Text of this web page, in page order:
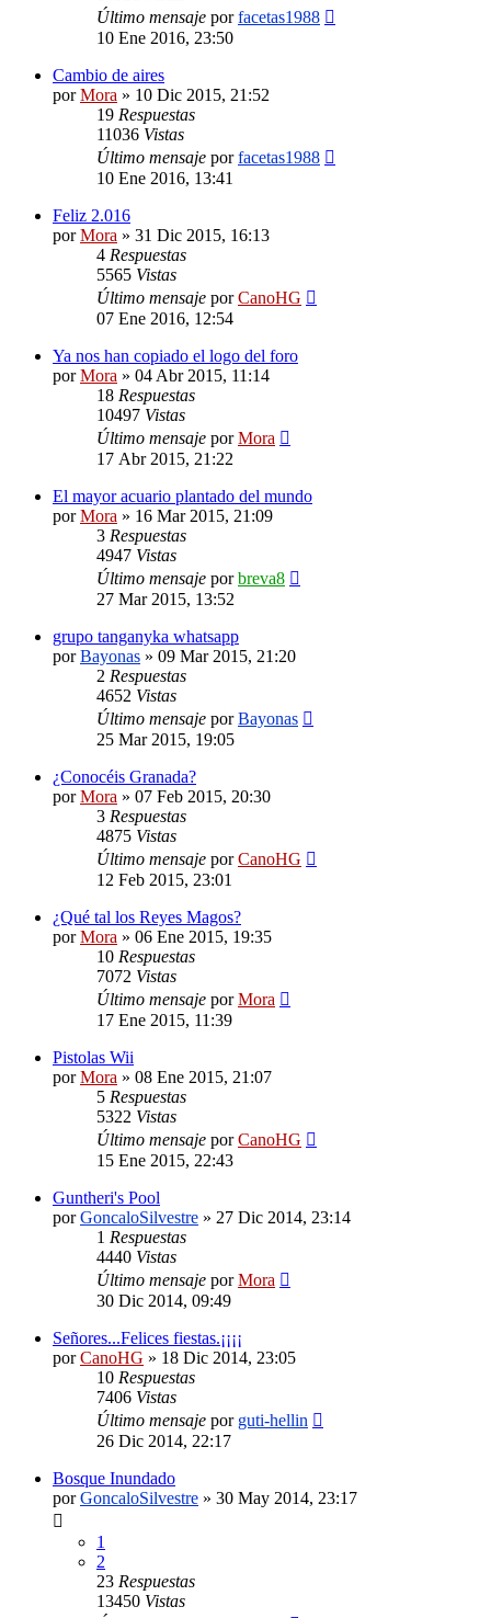
Último mensaje porfacetas1988
10 Ene 2016, 23:50
Cambio de aires
porMora » 10 Dic 2015, 21:52
19 Respuestas
11036 Vistas
Último mensaje porfacetas1988
10 Ene 2016, 13:41
Feliz 2.016
porMora » 31 Dic 2015, 16:13
4 Respuestas
5565 Vistas
Último mensaje porCanoHG
07 Ene 2016, 12:54
Ya nos han copiado el logo del foro
porMora » 04 Abr 2015, 11:14
18 Respuestas
10497 Vistas
Último mensaje porMora
17 Abr 2015, 21:22
El mayor acuario plantado del mundo
porMora » 16 Mar 2015, 21:09
3 Respuestas
4947 Vistas
Último mensaje porbreva8
27 Mar 2015, 13:52
grupo tanganyka whatsapp
porBayonas » 09 Mar 2015, 21:20
2 Respuestas
4652 Vistas
Último mensaje porBayonas
25 Mar 2015, 19:05
¿Conocéis Granada?
porMora » 07 Feb 2015, 20:30
3 Respuestas
4875 Vistas
Último mensaje porCanoHG
12 Feb 2015, 23:01
¿Qué tal los Reyes Magos?
porMora » 06 Ene 2015, 19:35
10 Respuestas
7072 Vistas
Último mensaje porMora
17 Ene 2015, 11:39
Pistolas Wii
porMora » 08 Ene 2015, 21:07
5 Respuestas
5322 Vistas
Último mensaje porCanoHG
15 Ene 2015, 22:43
Guntheri's Pool
porGoncaloSilvestre » 27 Dic 2014, 23:14
1 Respuestas
4440 Vistas
Último mensaje porMora
30 Dic 2014, 09:49
Señores...Felices fiestas.¡¡¡¡
porCanoHG » 18 Dic 2014, 23:05
10 Respuestas
7406 Vistas
Último mensaje por guti-hellin
26 Dic 2014, 22:17
Bosque Inundado
porGoncaloSilvestre » 30 May 2014, 23:17
1
2
23 Respuestas
13450 Vistas